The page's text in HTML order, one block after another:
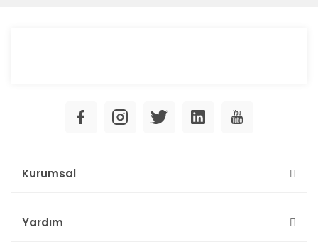
Kurumsal
Yardım